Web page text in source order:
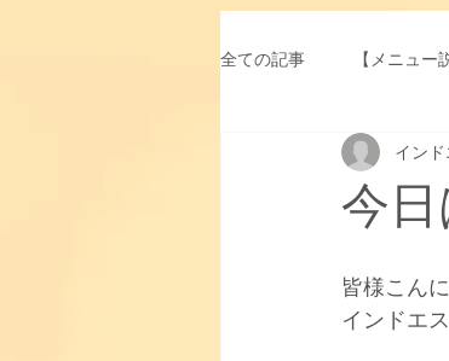
全ての記事 【メニュー
【お知らせ・期間限定
今日
インド
皆様こん
インドエ